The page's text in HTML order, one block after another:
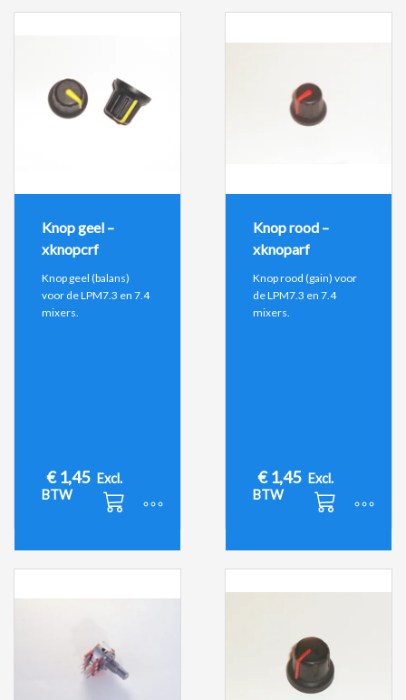
Knop geel –
xknopcrf
Knop geel (balans)
voor de LPM7.3 en 7.4
mixers.
€1,45 Excl.
BTW
Knop rood –
xknoparf
Knop rood (gain) voor
de LPM7.3 en 7.4
mixers.
€1,45 Excl.
BTW